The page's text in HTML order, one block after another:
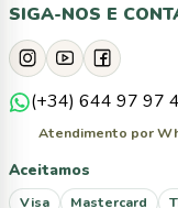
SIGA-NOS E
(+34) 644 97 97
Atendimento por
Aceitamos
Visa Mastercard